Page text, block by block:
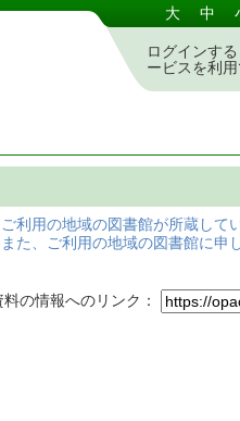
大 中
ログインす
ービスを利用
ご利用の地域の図書館が所蔵して
また、ご利用の地域の図書館に申
料の情報へのリンク：